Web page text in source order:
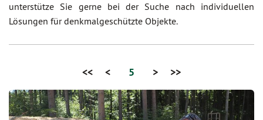
unterstütze Sie gerne bei der Suche nach individuellen
Lösungen für denkmalgeschützte Objekte.
<< < 5 > >>